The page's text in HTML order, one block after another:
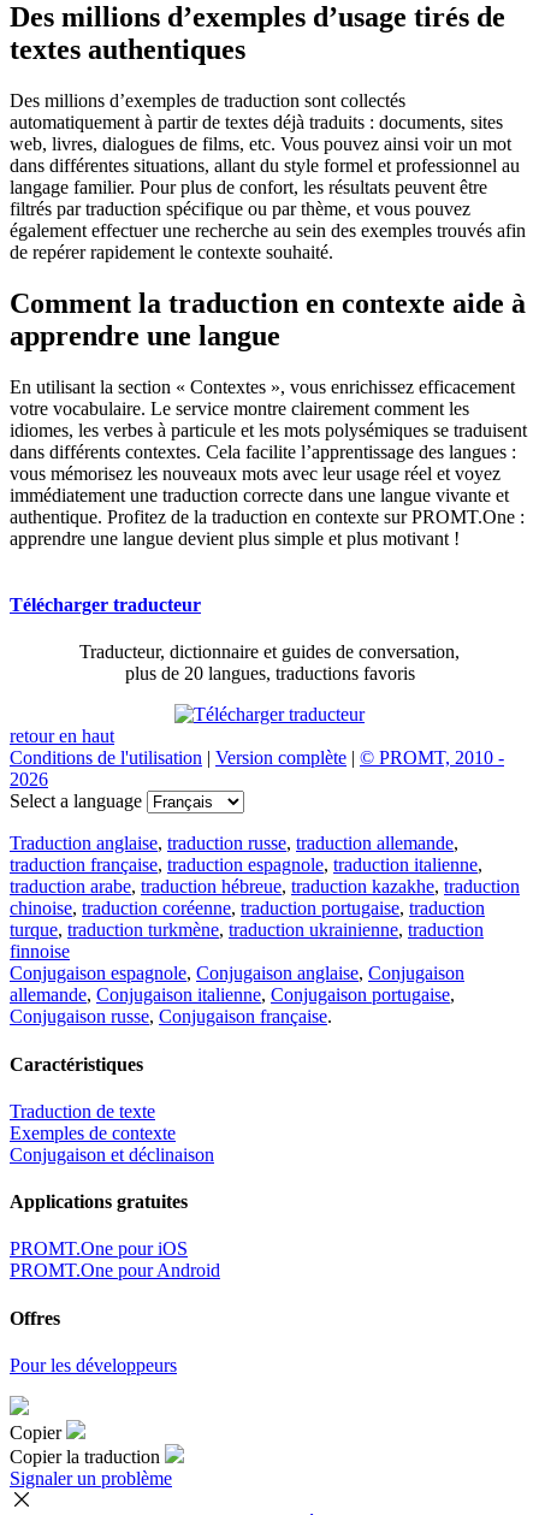
Des millions d’exemples d’usage tirés de
textes authentiques
Des millions d’exemples de traduction sont collectés
automatiquement à partir de textes déjà traduits : documents, sites
web, livres, dialogues de films, etc. Vous pouvez ainsi voir un mot
dans différentes situations, allant du style formel et professionnel au
langage familier. Pour plus de confort, les résultats peuvent être
filtrés par traduction spécifique ou par thème, et vous pouvez
également effectuer une recherche au sein des exemples trouvés afin
de repérer rapidement le contexte souhaité.
Comment la traduction en contexte aide à
apprendre une langue
En utilisant la section « Contextes », vous enrichissez efficacement
votre vocabulaire. Le service montre clairement comment les
idiomes, les verbes à particule et les mots polysémiques se traduisent
dans différents contextes. Cela facilite l’apprentissage des langues :
vous mémorisez les nouveaux mots avec leur usage réel et voyez
immédiatement une traduction correcte dans une langue vivante et
authentique. Profitez de la traduction en contexte sur PROMT.One :
apprendre une langue devient plus simple et plus motivant !
Télécharger traducteur
Traducteur, dictionnaire et guides de conversation,
plus de 20 langues, traductions favoris
retour en haut
Conditions de l'utilisation | Version complète | © PROMT, 2010 -
2026
Select a language
Traduction anglaise, traduction russe, traduction allemande,
traduction française, traduction espagnole, traduction italienne,
traduction arabe, traduction hébreue, traduction kazakhe, traduction
chinoise, traduction coréenne, traduction portugaise, traduction
turque, traduction turkmène, traduction ukrainienne, traduction
finnoise
Conjugaison espagnole, Conjugaison anglaise, Conjugaison
allemande, Conjugaison italienne, Conjugaison portugaise,
Conjugaison russe, Conjugaison française.
Caractéristiques
Traduction de texte
Exemples de contexte
Conjugaison et déclinaison
Applications gratuites
PROMT.One pour iOS
PROMT.One pour Android
Offres
Pour les développeurs
Copier
Copier la traduction
Signaler un problème